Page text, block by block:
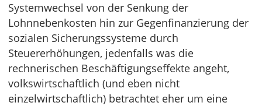
Systemwechsel von der Senkung der
Lohnnebenkosten hin zur Gegenfinanzierung der
sozialen Sicherungssysteme durch
Steuererhöhungen, jedenfalls was die
rechnerischen Beschäftigungseffekte angeht,
volkswirtschaftlich (und eben nicht
einzelwirtschaftlich) betrachtet eher um eine